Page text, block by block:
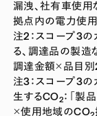
漏洩、社有車使
拠点内の電力使
注2：スコープ3の
る、調達品の製
調達金額×品目別2
注3：スコープ3
生するCO2：「
×使用地域のCO